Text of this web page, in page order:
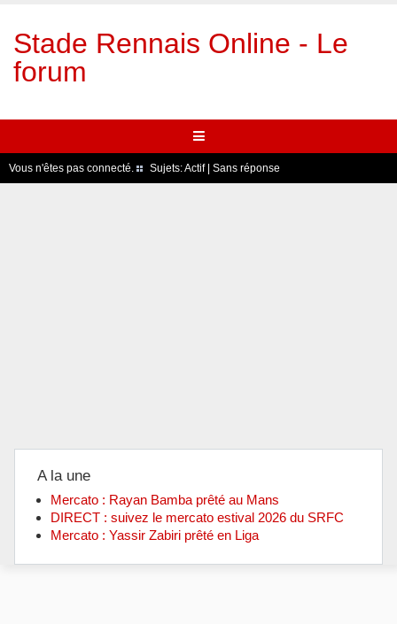
Stade Rennais Online - Le
forum
Vous n'êtes pas connecté. Sujets:Actif| Sans réponse
A la une
Mercato : Rayan Bamba prêté au Mans
DIRECT : suivez le mercato estival 2026 du SRFC
Mercato : Yassir Zabiri prêté en Liga